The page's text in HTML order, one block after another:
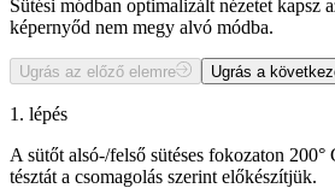
Sütési módban optimalizált nézetet kapsz
képernyőd nem megy alvó módba.
Ugrás az előző elemre Ugrás a
1. lépés
A sütőt alsó-/felső sütéses fokozaton 200°
tésztát a csomagolás szerint előkészítjük.